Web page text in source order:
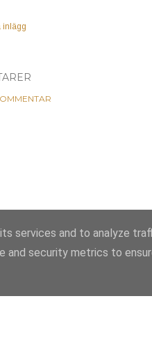
inlägg
services and to analyze
and security metrics to